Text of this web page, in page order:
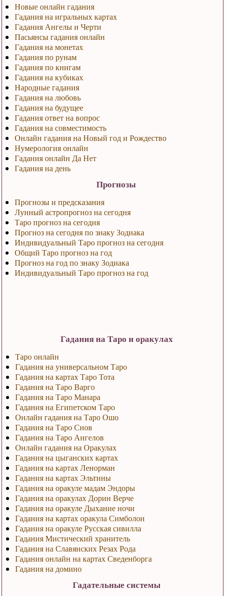
Новые онлайн гадания
Гадания на игральных картах
Гадания Ангелы и Черти
Пасьянсы гадания онлайн
Гадания на монетах
Гадания по рунам
Гадания по книгам
Гадания на кубиках
Народные гадания
Гадания на любовь
Гадания на будущее
Гадания ответ на вопрос
Гадания на совместимость
Онлайн гадания на Новый год и Рождество
Нумерология онлайн
Гадания онлайн Да Нет
Гадания на день
Прогнозы
Прогнозы и предсказания
Лунный астропрогноз на сегодня
Таро прогноз на сегодня
Прогноз на сегодня по знаку Зодиака
Индивидуальный Таро прогноз на сегодня
Общий Таро прогноз на год
Прогноз на год по знаку Зодиака
Индивидуальный Таро прогноз на год
Гадания на Таро и оракулах
Таро онлайн
Гадания на универсальном Таро
Гадания на картах Таро Тота
Гадания на Таро Варго
Гадания на Таро Манара
Гадания на Египетском Таро
Онлайн гадания на Таро Ошо
Гадания на Таро Снов
Гадания на Таро Ангелов
Онлайн гадания на Оракулах
Гадания на цыганских картах
Гадания на картах Ленорман
Гадания на картах Эльтины
Гадания на оракуле мадам Эндоры
Гадания на оракулах Дорин Верче
Гадания на оракуле Дыхание ночи
Гадания на картах оракула Симболон
Гадания на оракуле Русская сивилла
Гадания Мистический хранитель
Гадания на Славянских Резах Рода
Гадания онлайн на картах Сведенборга
Гадания на домино
Гадательные системы